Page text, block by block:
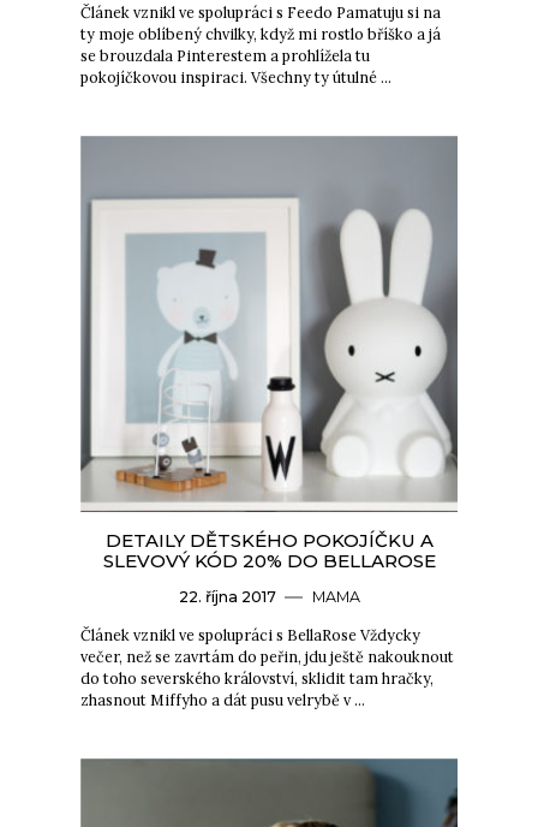
Článek vznikl ve spolupráci s Feedo Pamatuju si na
ty moje oblíbený chvilky, když mi rostlo bříško a já
se brouzdala Pinterestem a prohlížela tu
pokojíčkovou inspiraci. Všechny ty útulné …
DETAILY DĚTSKÉHO POKOJÍČKU A
SLEVOVÝ KÓD 20% DO BELLAROSE
22. října 2017 MAMA
Článek vznikl ve spolupráci s BellaRose Vždycky
večer, než se zavrtám do peřin, jdu ještě nakouknout
do toho severského království, sklidit tam hračky,
zhasnout Miffyho a dát pusu velrybě v …